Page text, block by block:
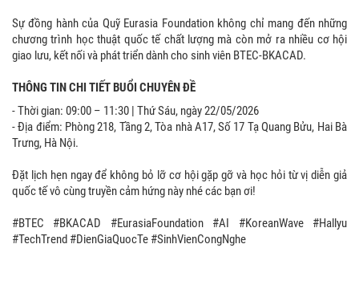
Sự đồng hành của Quỹ Eurasia Foundation không chỉ mang đến những
chương trình học thuật quốc tế chất lượng mà còn mở ra nhiều cơ hội
giao lưu, kết nối và phát triển dành cho sinh viên BTEC-BKACAD.
THÔNG TIN CHI TIẾT BUỔI CHUYÊN ĐỀ
- Thời gian: 09:00 – 11:30 | Thứ Sáu, ngày 22/05/2026
- Địa điểm: Phòng 218, Tầng 2, Tòa nhà A17, Số 17 Tạ Quang Bửu, Hai Bà
Trưng, Hà Nội.
Đặt lịch hẹn ngay để không bỏ lỡ cơ hội gặp gỡ và học hỏi từ vị diễn giả
quốc tế vô cùng truyền cảm hứng này nhé các bạn ơi!
#BTEC #BKACAD #EurasiaFoundation #AI #KoreanWave #Hallyu
#TechTrend #DienGiaQuocTe #SinhVienCongNghe